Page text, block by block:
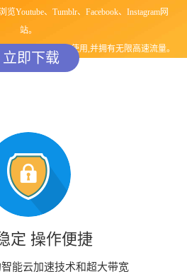
Youtube、Tumblr、Facebook、Instagram网
站。
在任意设备登录使用,并拥有无限高速流量。
立即下载
定 操作便捷
能云加速技术和超大带宽